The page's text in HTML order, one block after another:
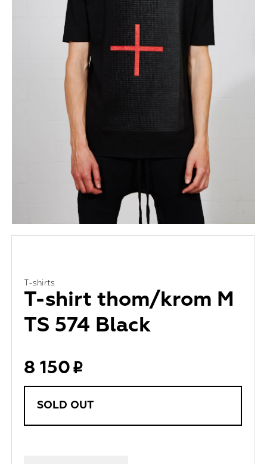
T-shirts
T-shirt thom/krom M
TS 574 Black
8 150
SOLD OUT